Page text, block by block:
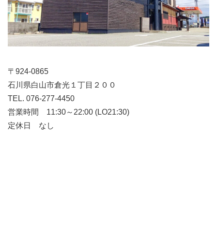
〒924-0865
石川県白山市倉光１丁目２００
TEL. 076-277-4450
営業時間 11:30～22:00 (LO21:30)
定休日 なし